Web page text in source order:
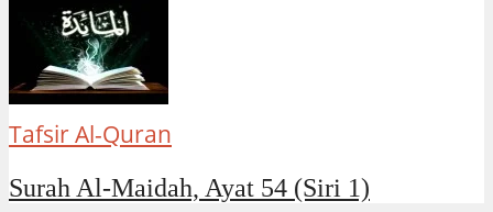
Tafsir Al-Quran
Surah Al-Maidah, Ayat 54 (Siri 1)